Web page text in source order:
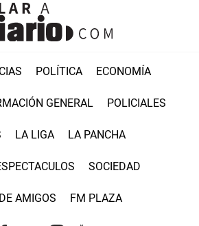
POLÍTICA ECONOMÍA
GENERAL POLICIALES
LA LIGA LA PANCHA
SOCIEDAD
AMIGOS FM PLAZA